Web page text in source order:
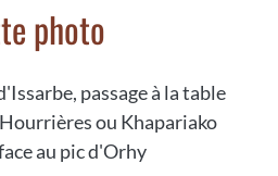
photo
passage à la table
ou Khapariako
au pic d'Orhy